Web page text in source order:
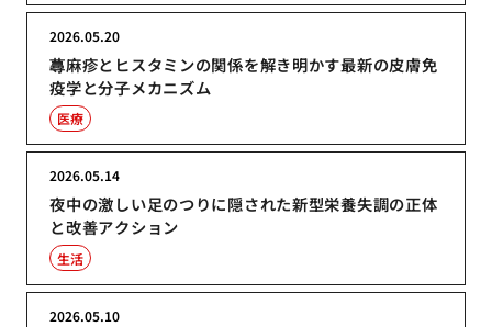
蕁麻疹とヒスタミンの関係を解き明かす最新の皮膚免
疫学と分子メカニズム
2026.05.20
医療
夜中の激しい足のつりに隠された新型栄養失調の正体
と改善アクション
2026.05.14
生活
2026.05.10